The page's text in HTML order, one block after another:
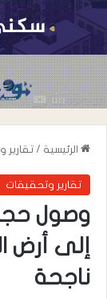
الرئيسية / تقارير
تقارير وتحقيقات
وصول
إلى أرض
ناجحة